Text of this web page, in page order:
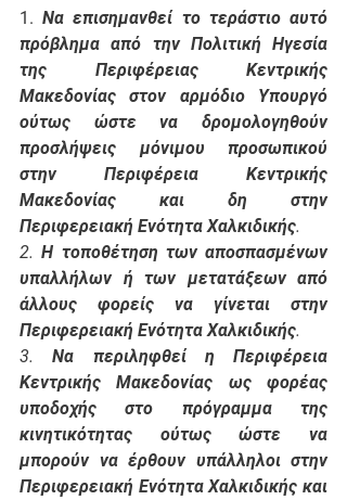
1. Να επισημανθεί το τεράστιο αυτό
πρόβλημα από την Πολιτική Ηγεσία
της Περιφέρειας Κεντρικής
Μακεδονίας στον αρμόδιο Υπουργό
ούτως ώστε να δρομολογηθούν
προσλήψεις μόνιμου προσωπικού
στην Περιφέρεια Κεντρικής
Μακεδονίας και δη στην
Περιφερειακή Ενότητα Χαλκιδικής.
2. Η τοποθέτηση των αποσπασμένων
υπαλλήλων ή των μετατάξεων από
άλλους φορείς να γίνεται στην
Περιφερειακή Ενότητα Χαλκιδικής.
3. Να περιληφθεί η Περιφέρεια
Κεντρικής Μακεδονίας ως φορέας
υποδοχής στο πρόγραμμα της
κινητικότητας ούτως ώστε να
μπορούν να έρθουν υπάλληλοι στην
Περιφερειακή Ενότητα Χαλκιδικής και